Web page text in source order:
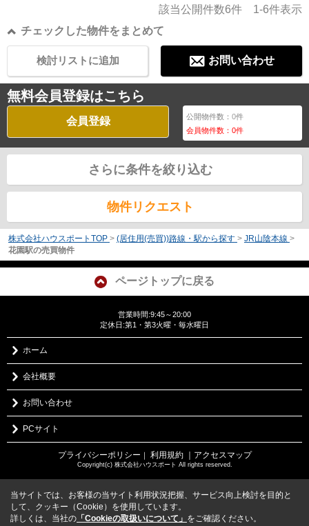
該当公開件数6件 1-6件表示
チェックした物件をまとめて
お問い合わせ
検討リストに追加
無料会員登録はこちら
会員登録 公開物件数：0件
会員物件数：0件
さらに条件を絞り込む
物件リクエスト
株式会社ハウスポートTOP > (居住用(売買))路線・駅から探す > JR山陰本線 >
花園駅の売買物件
ページトップに戻る
営業時間:9:45～20:00
定休日:第1・第3火曜・毎水曜日
ホーム
会社概要
お問い合わせ
PCサイト
プライバシーポリシー ｜ 利用規約 ｜アクセスマップ
Copyright(c) 株式会社ハウスポート All rights reserved.
当サイトでは、お客様の当サイト利用状況把握、サービス向上検討を目的と
して、クッキー（Cookie）を使用しています。
詳しくは、当社の 「Cookieの取扱いについて」 をご確認ください。